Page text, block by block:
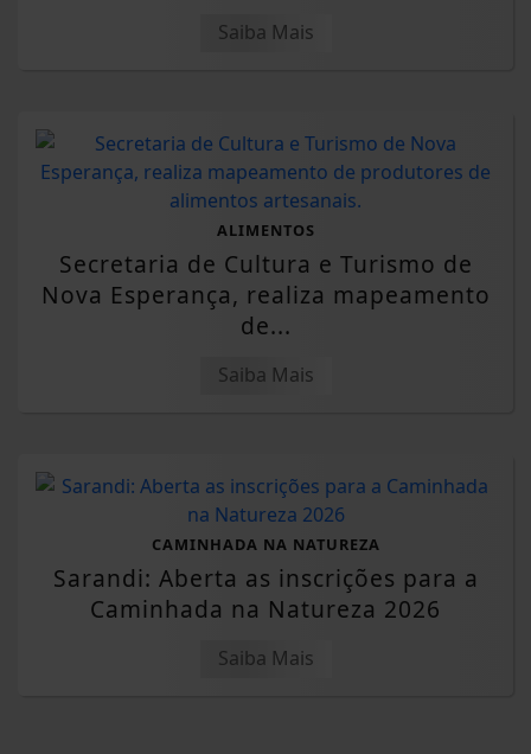
Saiba Mais
ALIMENTOS
Secretaria de Cultura e Turismo de
Nova Esperança, realiza mapeamento
de...
Saiba Mais
CAMINHADA NA NATUREZA
Sarandi: Aberta as inscrições para a
Caminhada na Natureza 2026
Saiba Mais